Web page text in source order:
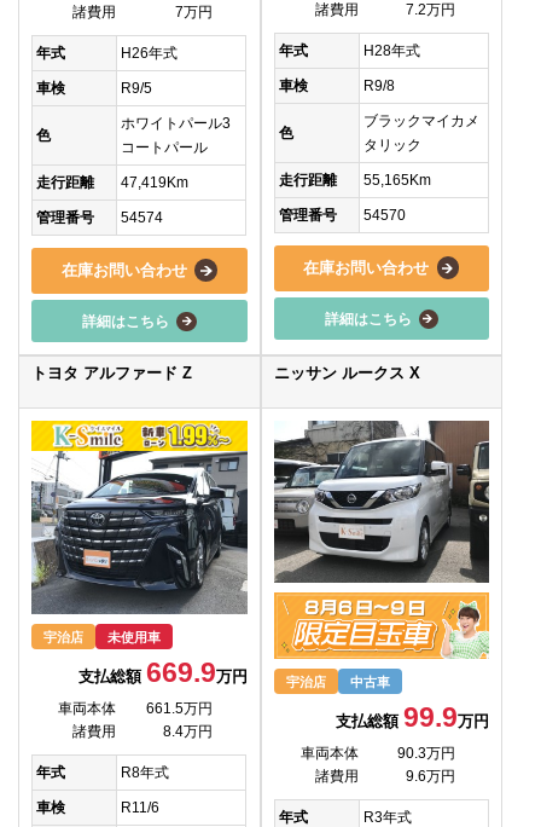
諸費用
7万円
年式 H26年式
車検 R9/5
色
ホワイトパール3
コートパール
走行距離 47,419Km
管理番号 54574
在庫お問い合わせ
詳細はこちら
諸費用
7.2万円
年式 H28年式
車検 R9/8
色
ブラックマイカメ
タリック
走行距離 55,165Km
管理番号 54570
在庫お問い合わせ
詳細はこちら
トヨタ アルファード Z
宇治店 未使用車
支払総額 669.9万円
車両本体
661.5万円
諸費用
8.4万円
年式 R8年式
車検 R11/6
ニッサン ルークス X
宇治店 中古車
支払総額 99.9万円
車両本体
90.3万円
諸費用
9.6万円
年式 R3年式